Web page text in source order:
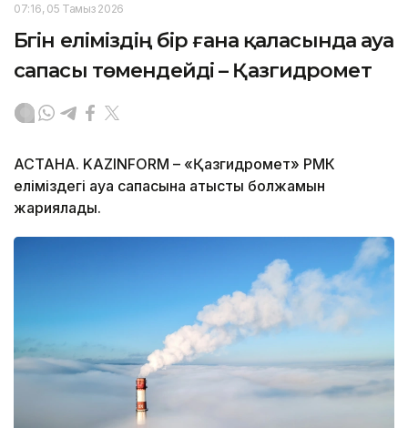
07:16, 05 Тамыз 2026
Бүгін еліміздің бір ғана қаласында ауа
сапасы төмендейді – Қазгидромет
АСТАНА. KAZINFORM – «Қазгидромет» РМК
еліміздегі ауа сапасына қатысты болжамын
жариялады.